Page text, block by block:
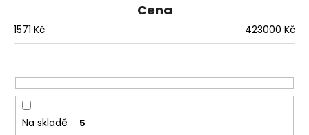
í
p
r
o
d
Cena
1571 Kč 423000 Kč
Na skladě 5
D
o
o
r
u